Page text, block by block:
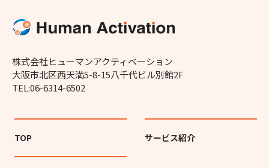
株式会社ヒューマンアクティベーション
大阪市北区西天満5-8-15八千代ビル別館2F
TEL:06-6314-6502
TOP サービス紹介